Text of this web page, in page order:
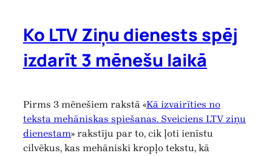
Ko LTV Ziņu dienests spēj
izdarīt 3 mēnešu laikā
Pirms 3 mēnešiem rakstā «Kā izvairīties no
teksta mehāniskas spiešanas. Sveiciens LTV ziņu
dienestam» rakstīju par to, cik ļoti ienīstu
cilvēkus, kas mehāniski kropļo tekstu, kā